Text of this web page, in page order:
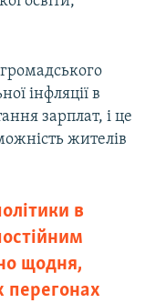
інфляції в
зарплат, і це
жителів
в
щодня,
перегонах